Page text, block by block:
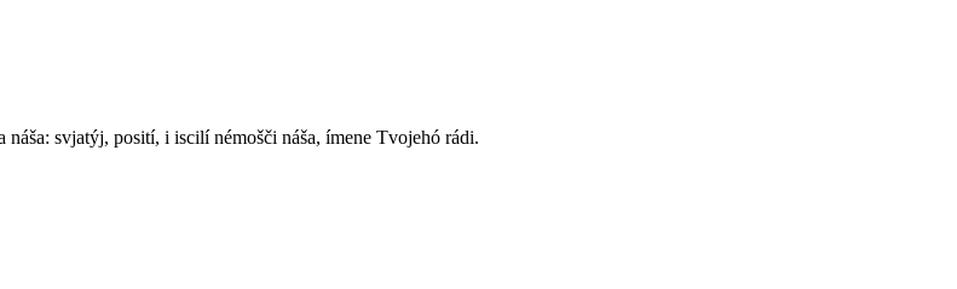
svjatýj, posití, i iscilí némošči náša, ímene Tvojehó rádi.